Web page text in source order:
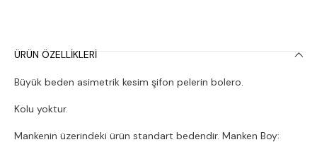
ÜRÜN ÖZELLIKLERI
Büyük beden asimetrik kesim şifon pelerin bolero.
Kolu yoktur.
Mankenin üzerindeki ürün standart bedendir. Manken Boy: